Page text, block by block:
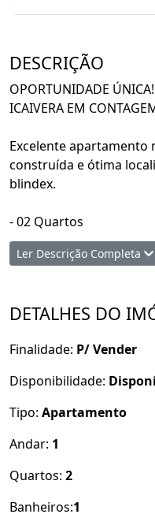
DESCRIÇÃO
OPORTUNIDADE
ICAIVERA EM
Excelente apartamento
construída e ótima
blindex.
- 02 Quartos
- Sala
- Cozinha
- Varanda
Contato: Laís 9 8655-
Ler Descrição Completa
DETALHES DO
Finalidade: P/ Vender
Disponibilidade:
Tipo: Apartamento
Andar: 1
Quartos: 2
Banheiros:1